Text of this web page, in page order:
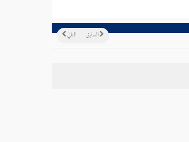
التالي السابق